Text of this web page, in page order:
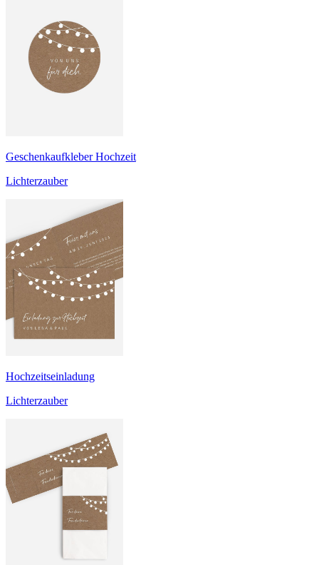
Geschenkaufkleber Hochzeit
Lichterzauber
Hochzeitseinladung
Lichterzauber